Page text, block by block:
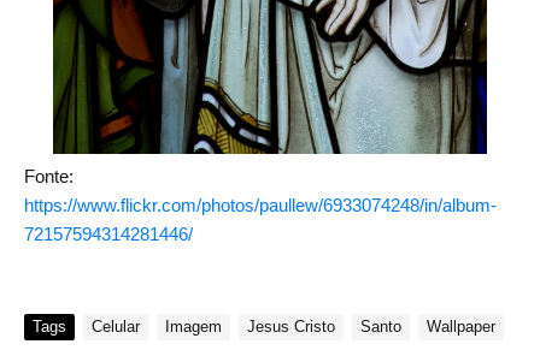
Fonte:
https://www.flickr.com/photos/paullew/6933074248/in/album-
72157594314281446/
Tags Celular Imagem Jesus Cristo Santo Wallpaper